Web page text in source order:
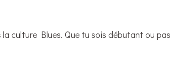
culture Blues. Que tu sois débutant ou